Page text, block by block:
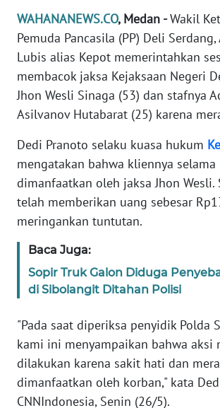
WAHANANEWS.CO, Medan -Wakil
Pemuda Pancasila (PP) Deli
Lubis alias Kepot memerintahkan
membacok jaksa Kejaksaan Negeri
Jhon Wesli Sinaga (53) dan stafnya
Asilvanov Hutabarat (25) karena
Dedi Pranoto selaku kuasa hukum
mengatakan bahwa kliennya selama
dimanfaatkan oleh jaksa Jhon Wesli.
telah memberikan uang sebesar
meringankan tuntutan.
Baca Juga:
Sopir Truk Galon Diduga
di Sibolangit Ditahan Polisi
"Pada saat diperiksa penyidik Polda
kami ini menyampaikan bahwa aksi
dilakukan karena sakit hati dan
dimanfaatkan oleh korban," kata
CNNIndonesia, Senin (26/5).
INDEKS
BERITA
KONTAK
KAMI
INFO
KAMI
PEDOMAN
SIBER
KARIR
DISCLAIMER